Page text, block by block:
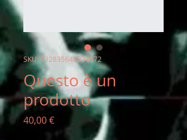
SKU: 632835642834572
Questo è un
prodotto
40,00 €Prezzo